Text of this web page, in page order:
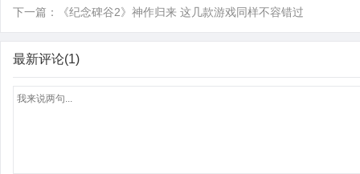
下一篇： 《纪念碑谷2》神作归来 这几款游戏同样不容错过
最新评论(1)